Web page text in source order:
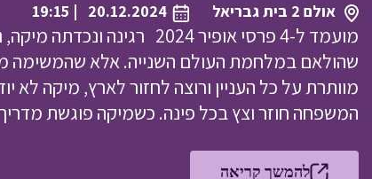
אולם 2 בית גבריאל 20.12.2024
| 19:15
מועמד ל-4 פרסי אופיר 2024
שהולאם במלחמת העולם השנייה. אלא שהמשימה
מוותרת על כל העניין ורוצה לחזור לארץ, מיקה לא
המשפחה חוזר וצץ בכל פינה. כשמיקה פוגשת
להמשך קריאה